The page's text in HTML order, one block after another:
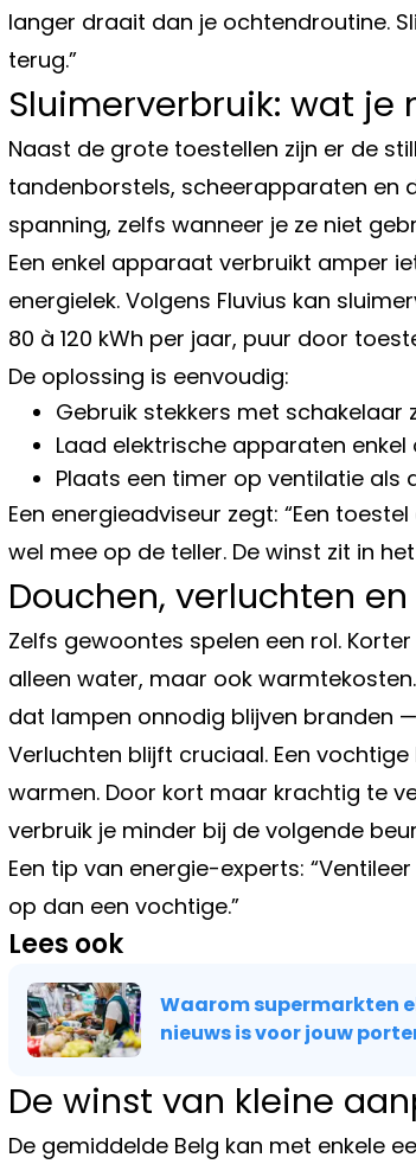
langer draait dan je ochtendroutine.
terug.”
Sluimerverbruik: wat
Naast de grote toestellen zijn er de
tandenborstels, scheerapparaten en
spanning, zelfs wanneer je ze niet
Een enkel apparaat verbruikt amper
energielek. Volgens Fluvius kan
80 à 120 kWh per jaar, puur door
De oplossing is eenvoudig:
Gebruik stekkers met
Laad elektrische apparaten
Plaats een timer op ventilatie als
Een energieadviseur zegt: “Een
wel mee op de teller. De winst zit in
Douchen, verluchten
Zelfs gewoontes spelen een rol.
alleen water, maar ook
dat lampen onnodig blijven branden
Verluchten blijft cruciaal. Een
warmen. Door kort maar krachtig te
verbruik je minder bij de volgende
Een tip van energie-experts:
op dan een vochtige.”
Lees ook
Waarom supermarkten
nieuws is voor jouw
De winst van kleine
De gemiddelde Belg kan met enkele